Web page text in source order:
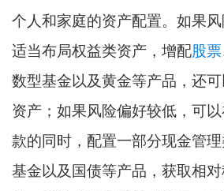
个人和家庭的资产配置。如果
适当布局权益类资产，增配股票
数型基金以及黄金等产品，还
资产；如果风险偏好较低，可
款的同时，配置一部分现金管
基金以及国债等产品，获取相